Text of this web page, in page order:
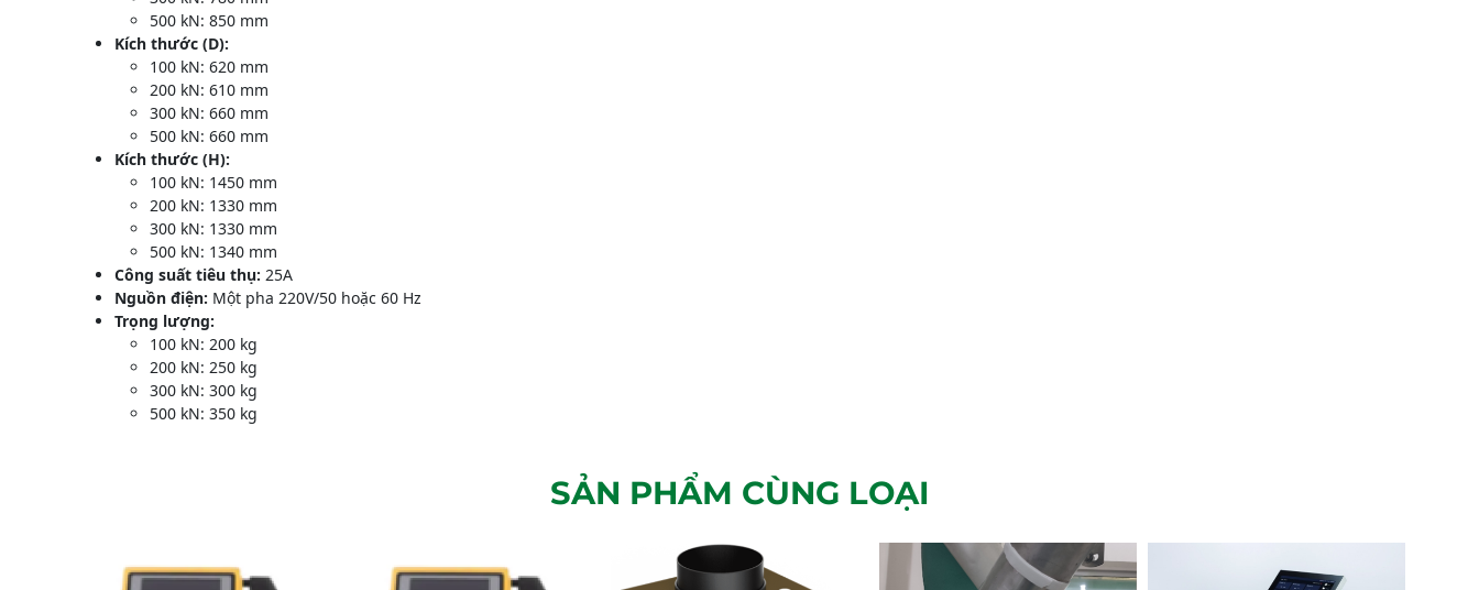
500 kN: 850 mm
Kích thước (D):
100 kN: 620 mm
200 kN: 610 mm
300 kN: 660 mm
500 kN: 660 mm
Kích thước (H):
100 kN: 1450 mm
200 kN: 1330 mm
300 kN: 1330 mm
500 kN: 1340 mm
Công suất tiêu thụ: 25A
Nguồn điện: Một pha 220V/50 hoặc 60 Hz
Trọng lượng:
100 kN: 200 kg
200 kN: 250 kg
300 kN: 300 kg
500 kN: 350 kg
SẢN PHẨM CÙNG LOẠI